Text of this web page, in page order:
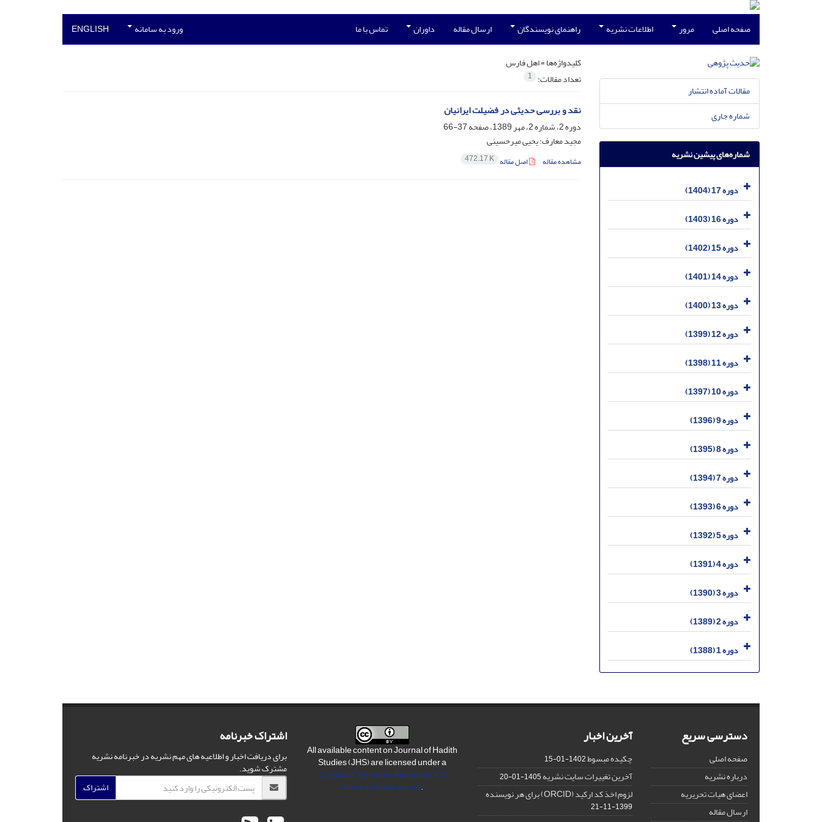
صفحه اصلی مرور اطلاعات نشریه راهنمای نویسندگان ارسال مقاله داوران تماس با ما ورود به سامانه ENGLISH
کلیدواژه‌ها =اهل فارس
تعداد مقالات: 1
نقد و بررسی حدیثی در فضیلت ایرانیان
دوره 2، شماره 2، مهر 1389، صفحه
37-66
مجید معارف؛ یحیی میرحسینی
مشاهده مقاله اصل مقاله 472.17 K
مقالات آماده انتشار
شماره جاری
شماره‌های پیشین نشریه
دوره 17 (1404)
دوره 16 (1403)
دوره 15 (1402)
دوره 14 (1401)
دوره 13 (1400)
دوره 12 (1399)
دوره 11 (1398)
دوره 10 (1397)
دوره 9 (1396)
دوره 8 (1395)
دوره 7 (1394)
دوره 6 (1393)
دوره 5 (1392)
دوره 4 (1391)
دوره 3 (1390)
دوره 2 (1389)
دوره 1 (1388)
دسترسی سریع
صفحه اصلی
درباره نشریه
اعضای هیات تحریریه
ارسال مقاله
آخرین اخبار
چکیده مبسوط1402-01-15
آخرین تغییرات سایت نشریه1405-01-20
لزوم اخذ کد ارکید (ORCID) برای هر نویسنده
1399-11-21
All available content on Journal of Hadith
Studies (JHS) are licensed under a
Creative Commons Attribution 4.0
International License.
اشتراک خبرنامه
برای دریافت اخبار و اطلاعیه های مهم نشریه در خبرنامه نشریه
مشترک شوید.
اشتراک